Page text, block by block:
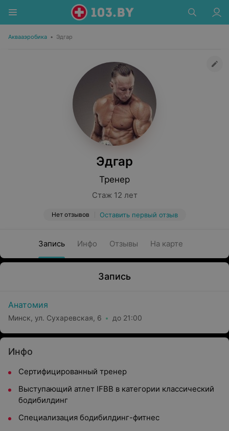
Аквааэробика • Эдгар
Эдгар
Тренер
Стаж 12 лет
Нет отзывов Оставить первый отзыв
Запись Инфо Отзывы На карте
Запись
Анатомия
Минск, ул. Сухаревская, 6 до 21:00
Инфо
Сертифицированный тренер
Выступающий атлет IFBB в категории классический
бодибилдинг
Специализация бодибилдинг-фитнес